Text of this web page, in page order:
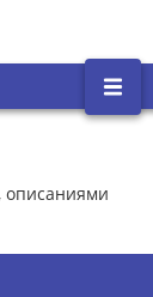
описаниями